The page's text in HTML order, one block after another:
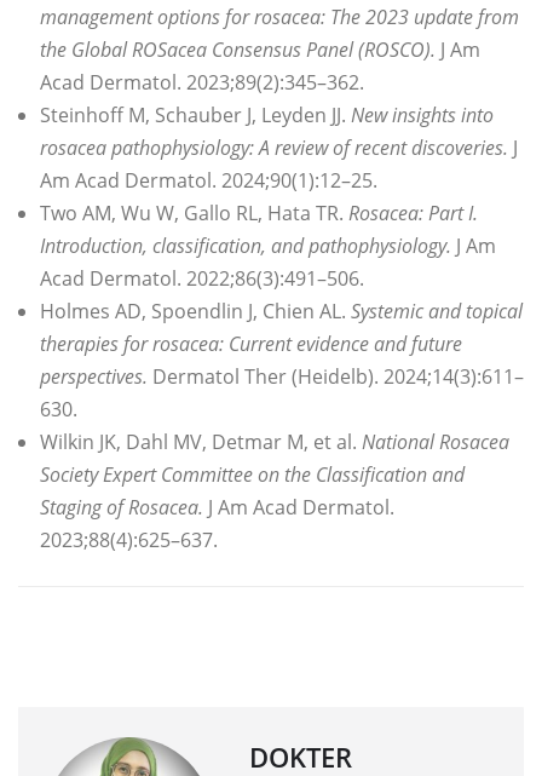
management options for rosacea: The 2023 update from
the Global ROSacea Consensus Panel (ROSCO). J Am
Acad Dermatol. 2023;89(2):345–362.
Steinhoff M, Schauber J, Leyden JJ. New insights into
rosacea pathophysiology: A review of recent discoveries. J
Am Acad Dermatol. 2024;90(1):12–25.
Two AM, Wu W, Gallo RL, Hata TR. Rosacea: Part I.
Introduction, classification, and pathophysiology. J Am
Acad Dermatol. 2022;86(3):491–506.
Holmes AD, Spoendlin J, Chien AL. Systemic and topical
therapies for rosacea: Current evidence and future
perspectives. Dermatol Ther (Heidelb). 2024;14(3):611–
630.
Wilkin JK, Dahl MV, Detmar M, et al. National Rosacea
Society Expert Committee on the Classification and
Staging of Rosacea. J Am Acad Dermatol.
2023;88(4):625–637.
DOKTER